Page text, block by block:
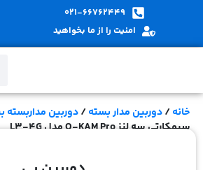
021-66762449
امنیت را از ما بخواهید
خانه/دوربین مدار بسته/دوربین مداربسته
سیمکارتی سه لنز O-KAM Pro مدل L3-4G